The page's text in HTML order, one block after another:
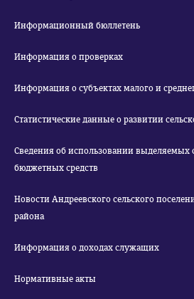
Информационный бюллетень
Информация о проверках
Информация о субъектах малого и
Статистические данные о развитии
Сведения об использовании выделяемых
бюджетных средств
Новости Андреевского сельского
района
Информация о доходах служащих
Нормативные акты